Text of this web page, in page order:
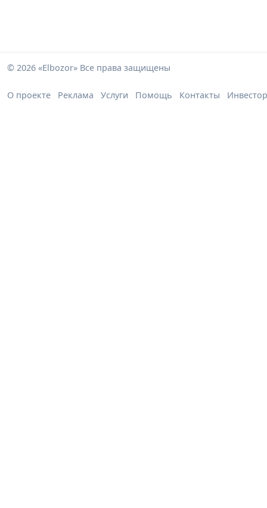
© 2026 «Elbozor» Все права защищены
О проекте Реклама Услуги Помощь Контакты